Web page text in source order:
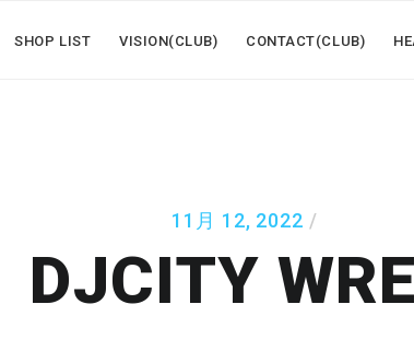
SHOP LIST VISION(CLUB) CONTACT(CLUB)
11月 12, 2022
DJCITY